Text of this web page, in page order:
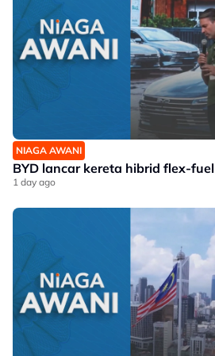
NIAGA AWANI
BYD lancar kereta hibrid flex-fuel
1 day ago